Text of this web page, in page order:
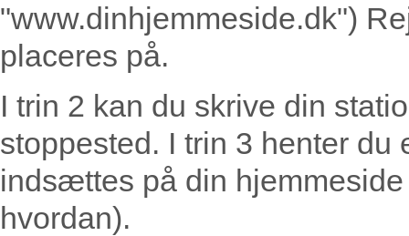
"www.dinhjemmeside.dk")
placeres på.
I trin 2 kan du skrive din
stoppested. I trin 3 henter du
indsættes på din
hvordan).